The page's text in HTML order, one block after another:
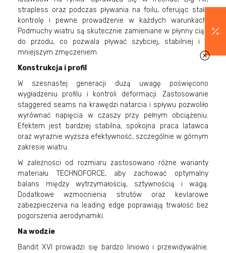
strapless oraz podczas pływania na foilu, oferując stałą
kontrolę i pewne prowadzenie w każdych warunkach.
Podmuchy wiatru są skutecznie zamieniane w płynny ciąg
do przodu, co pozwala pływać szybciej, stabilniej i z
mniejszym zmęczeniem.
Konstrukcja i profil
W szesnastej generacji dużą uwagę poświęcono
wygładzeniu profilu i kontroli deformacji. Zastosowanie
staggered seams na krawędzi natarcia i spływu pozwoliło
wyrównać napięcia w czaszy przy pełnym obciążeniu.
Efektem jest bardziej stabilna, spokojna praca latawca
oraz wyraźnie wyższa efektywność, szczególnie w górnym
zakresie wiatru.
W zależności od rozmiaru zastosowano różne warianty
materiału TECHNOFORCE, aby zachować optymalny
balans między wytrzymałością, sztywnością i wagą.
Dodatkowe wzmocnienia strutów oraz kevlarowe
zabezpieczenia na leading edge poprawiają trwałość bez
pogorszenia aerodynamiki.
Na wodzie
Bandit XVI prowadzi się bardzo liniowo i przewidywalnie.